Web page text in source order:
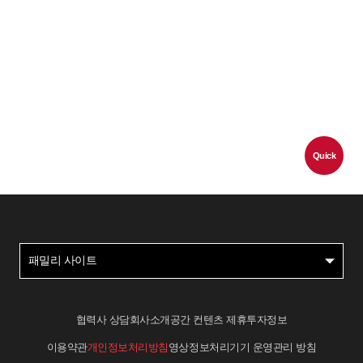
Quick
패밀리 사이트
협력사 상담회사소개 공간 컨텐츠 제휴투자정보
이용약관개인정보처리방침 영상정보처리기기 운영관리 방침